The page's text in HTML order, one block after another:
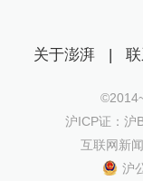
关于澎湃 |
沪ICP证：沪
互联网新
沪